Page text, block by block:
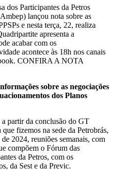
dos Participantes da Petros
lançou nota sobre as
e nesta terça, 22, realiza
apresenta a
acabar com os
acontece às 18h nos canais
CONFIRA A NOTA
sobre as negociações
dos Planos
partir da conclusão do GT
fizemos na sede da Petrobrás,
2024, reuniões semanais, com
compõem o Fórum das
da Petros, com os
da Sest e da Previc.